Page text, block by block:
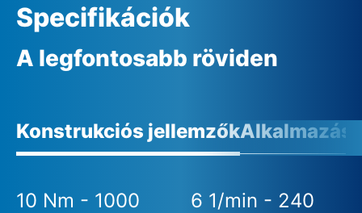
Specifikációk
A legfontosabb röviden
Konstrukciós jellemzők
10 Nm - 1000
6 1/min - 240